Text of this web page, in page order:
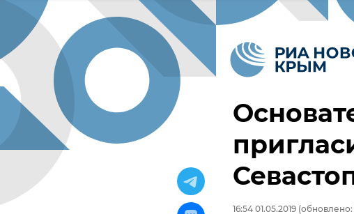
16:54 01.05.2019 (обновлено: